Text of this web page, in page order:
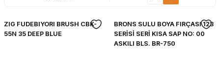
ZIG FUDEBIYORI BRUSH CBK-
55N 35 DEEP BLUE
BRONS SULU BOYA FIRÇASI 123
SERİSİ SERİ KISA SAP NO: 00
ASKILI BLS. BR-750